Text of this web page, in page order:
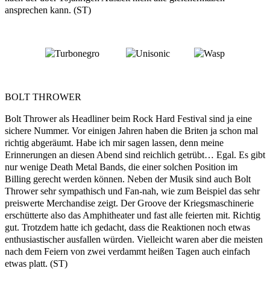
ansprechen kann. (ST)
BOLT THROWER
Bolt Thrower als Headliner beim Rock Hard Festival sind ja eine
sichere Nummer. Vor einigen Jahren haben die Briten ja schon mal
richtig abgeräumt. Habe ich mir sagen lassen, denn meine
Erinnerungen an diesen Abend sind reichlich getrübt… Egal. Es gibt
nur wenige Death Metal Bands, die einer solchen Position im
Billing gerecht werden können. Neben der Musik sind auch Bolt
Thrower sehr sympathisch und Fan-nah, wie zum Beispiel das sehr
preiswerte Merchandise zeigt. Der Groove der Kriegsmaschinerie
erschütterte also das Amphitheater und fast alle feierten mit. Richtig
gut. Trotzdem hatte ich gedacht, dass die Reaktionen noch etwas
enthusiastischer ausfallen würden. Vielleicht waren aber die meisten
nach dem Feiern von zwei verdammt heißen Tagen auch einfach
etwas platt. (ST)